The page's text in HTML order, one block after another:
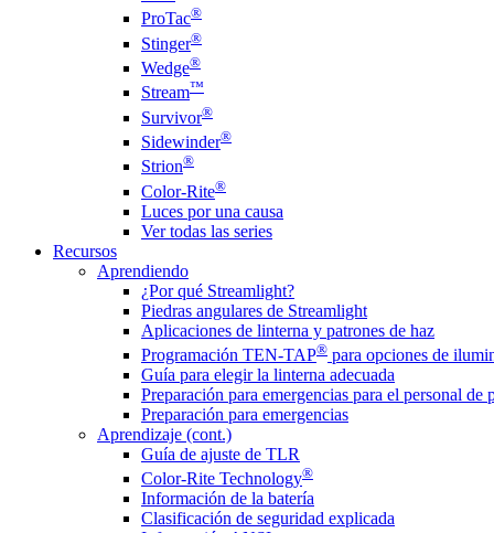
ProTac®
Stinger®
Wedge®
Stream™
Survivor®
Sidewinder®
Strion®
Color-Rite®
Luces por una causa
Ver todas las series
Recursos
Aprendiendo
¿Por qué Streamlight?
Piedras angulares de Streamlight
Aplicaciones de linterna y patrones de haz
Programación TEN-TAP® para opciones de
Guía para elegir la linterna adecuada
Preparación para emergencias para el personal de
Preparación para emergencias
Aprendizaje (cont.)
Guía de ajuste de TLR
Color-Rite Technology®
Información de la batería
Clasificación de seguridad explicada